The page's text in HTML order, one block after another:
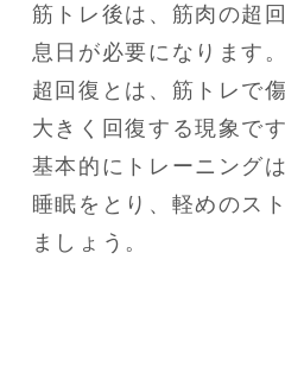
筋トレ後は、筋肉の超
息日が必要になります。
超回復とは、筋トレで
大きく回復する現象です
基本的にトレーニング
睡眠をとり、軽めのス
ましょう。